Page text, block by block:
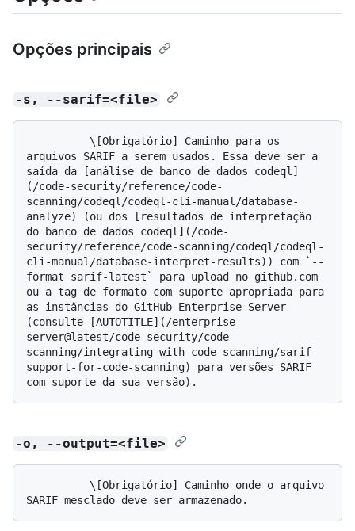
Opções principais
-s, --sarif=<file>
arquivos SARIF a serem usados. Essa deve ser a
saída da [análise de banco de dados codeql]
(/code-security/reference/code-
scanning/codeql/codeql-cli-manual/database-
analyze) (ou dos [resultados de interpretação
do banco de dados codeql](/code-
security/reference/code-scanning/codeql/codeql-
cli-manual/database-interpret-results)) com `--
format sarif-latest` para upload no github.com
ou a tag de formato com suporte apropriada para
as instâncias do GitHub Enterprise Server
(consulte [AUTOTITLE](/enterprise-
server@latest/code-security/code-
scanning/integrating-with-code-scanning/sarif-
support-for-code-scanning) para versões SARIF
-o, --output=<file>